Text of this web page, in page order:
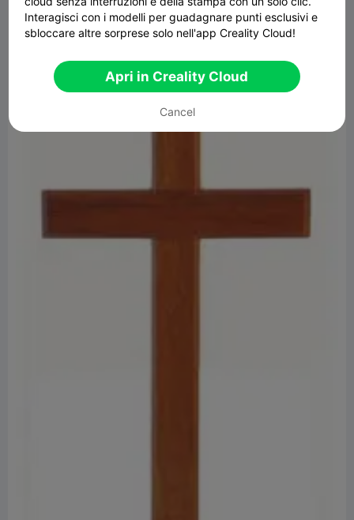
rx="8"/>
</g>
Interagisci con i modelli per guadagnare punti esclusivi e
sbloccare altre sorprese solo nell'app Creality Cloud!
Apri in Creality Cloud
Cancel